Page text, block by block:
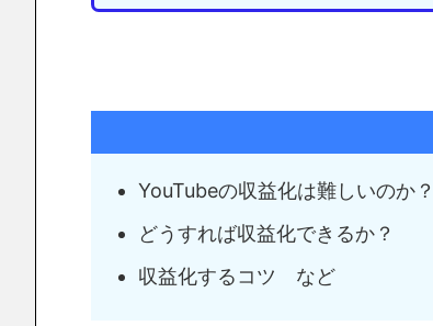
YouTubeの収益化は難しいのか？
どうすれば収益化できるか？
収益化するコツ など